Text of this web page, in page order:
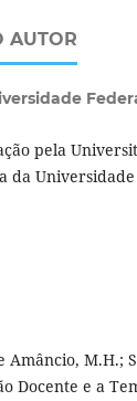
AUTOR
pela
da
Amâncio, M.H.;
Docente e a